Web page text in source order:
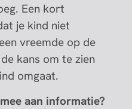
Een kort
je kind niet
vreemde op de
kans om te zien
omgaat.
aan informatie?